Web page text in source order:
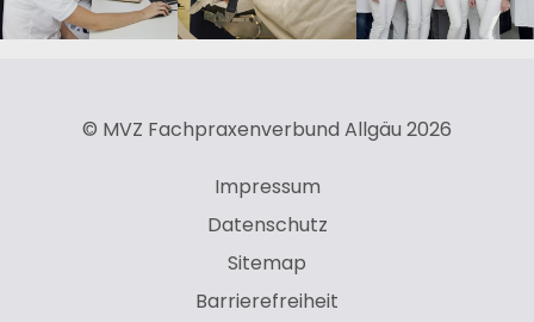
© MVZ Fachpraxenverbund Allgäu 2026
Impressum
Datenschutz
Sitemap
Barrierefreiheit